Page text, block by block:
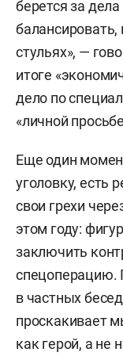
берется за
балансировать,
стульях», —
итоге
дело по
«личной
Еще один
уголовку, есть
свои грехи
этом году:
заключить
спецоперацию.
в частных
проскакивает
как герой, а не